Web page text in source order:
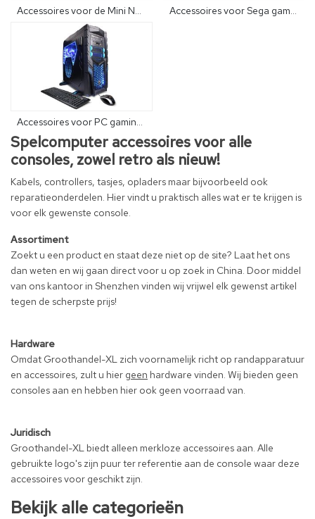
Accessoires voor de Mini NES en Mini SNES Accessoires voor Sega gameconsoles
Accessoires voor PC gaming
Spelcomputer accessoires voor alle
consoles, zowel retro als nieuw!
Kabels, controllers, tasjes, opladers maar bijvoorbeeld ook
reparatieonderdelen. Hier vindt u praktisch alles wat er te krijgen is
voor elk gewenste console.
Assortiment
Zoekt u een product en staat deze niet op de site? Laat het ons
dan weten en wij gaan direct voor u op zoek in China. Door middel
van ons kantoor in Shenzhen vinden wij vrijwel elk gewenst artikel
tegen de scherpste prijs!
Hardware
Omdat Groothandel-XL zich voornamelijk richt op randapparatuur
en accessoires, zult u hier geen hardware vinden. Wij bieden geen
consoles aan en hebben hier ook geen voorraad van.
Juridisch
Groothandel-XL biedt alleen merkloze accessoires aan. Alle
gebruikte logo's zijn puur ter referentie aan de console waar deze
accessoires voor geschikt zijn.
Bekijk alle categorieën